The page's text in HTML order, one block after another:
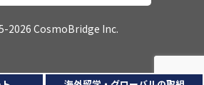
2026 CosmoBridge Inc.